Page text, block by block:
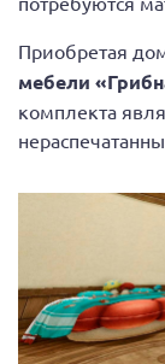
Приобретая
мебели
комплекта